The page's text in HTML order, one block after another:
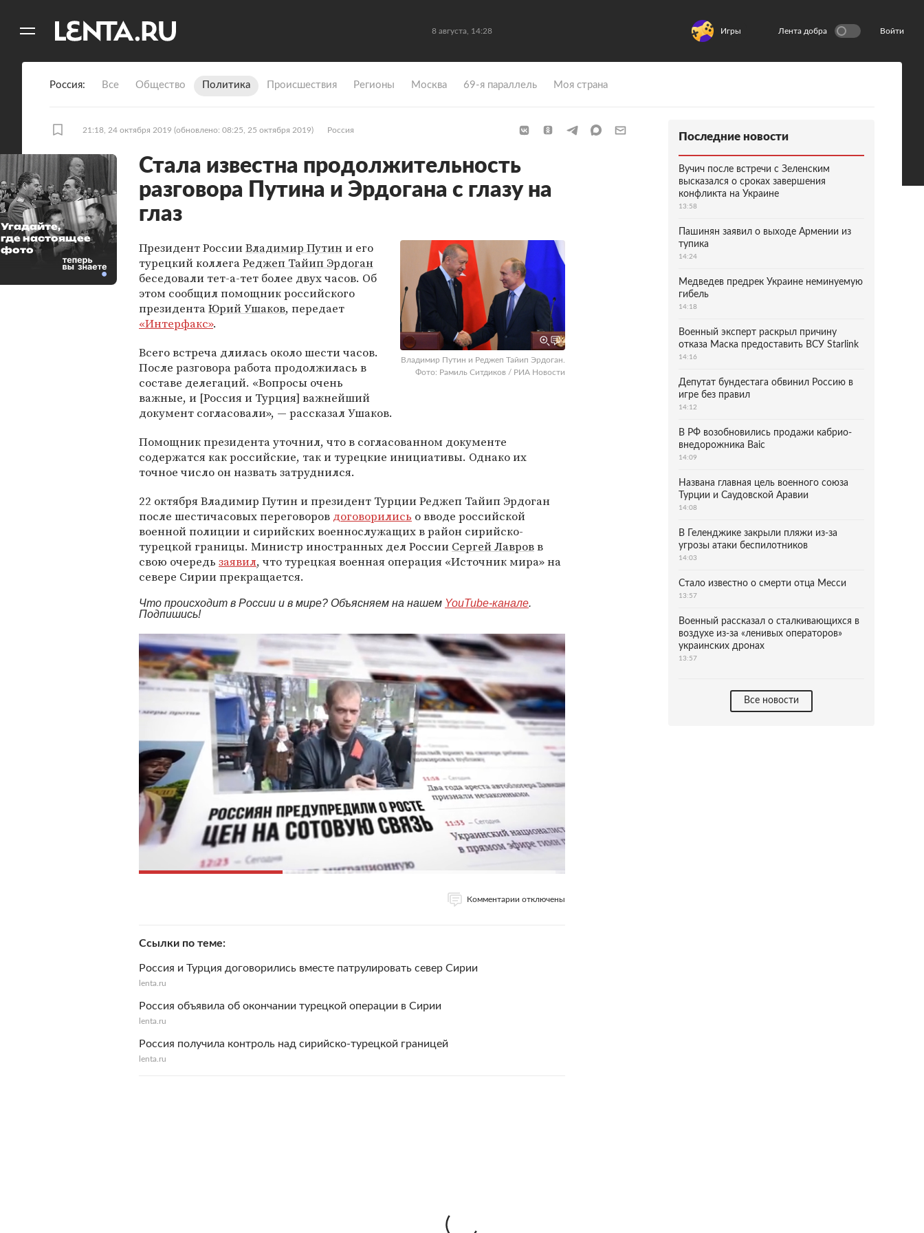
8 августа, 14:28 Игры Лента добра Войти
Россия Все Общество Политика Происшествия Регионы Москва 69-я параллель Моя страна
21:18, 24 октября 2019 (обновлено: 08:25, 25 октября 2019) Россия
Стала известна продолжительность
разговора Путина и Эрдогана с глазу на
глаз
Владимир Путин и Реджеп Тайип Эрдоган.
Фото: Рамиль Ситдиков / РИА Новости
Президент РоссииВладимир Путини его
турецкий коллегаРеджеп Тайип Эрдоган
беседовали тет-а-тет более двух часов. Об
этом сообщил помощник российского
президентаЮрий Ушаков, передает
«Интерфакс».
Всего встреча длилась около шести часов.
После разговора работа продолжилась в
составе делегаций. «Вопросы очень
важные, и [Россия и Турция] важнейший
документ согласовали», — рассказал Ушаков.
Помощник президента уточнил, что в согласованном документе
содержатся как российские, так и турецкие инициативы. Однако их
точное число он назвать затруднился.
22 октября Владимир Путин и президент Турции Реджеп Тайип Эрдоган
после шестичасовых переговоров договорились о вводе российской
военной полиции и сирийских военнослужащих в район сирийско-
турецкой границы. Министр иностранных дел России Сергей Лавровв
свою очередь заявил, что турецкая военная операция «Источник мира» на
севере Сирии прекращается.
Что происходит в России и в мире? Объясняем на нашем YouTube-канале.
Подпишись!
Комментарии отключены
Ссылки по теме
Россия и Турция договорились вместе патрулировать север Сирии
lenta.ru
Россия объявила об окончании турецкой операции в Сирии
lenta.ru
Россия получила контроль над сирийско-турецкой границей
lenta.ru
Угадайте,
где настоящее
фото
Последние новости
Вучич после встречи с Зеленским
высказался о сроках завершения
конфликта на Украине
13:58
Пашинян заявил о выходе Армении из
тупика
14:24
Медведев предрек Украине неминуемую
гибель
14:18
Военный эксперт раскрыл причину
отказа Маска предоставить ВСУ Starlink
14:16
Депутат бундестага обвинил Россию в
игре без правил
14:12
В РФ возобновились продажи кабрио-
внедорожника Baic
14:09
Названа главная цель военного союза
Турции и Саудовской Аравии
14:08
В Геленджике закрыли пляжи из-за
угрозы атаки беспилотников
14:03
Стало известно о смерти отца Месси
13:57
Военный рассказал о сталкивающихся в
воздухе из-за «ленивых операторов»
украинских дронах
13:57
Все новости